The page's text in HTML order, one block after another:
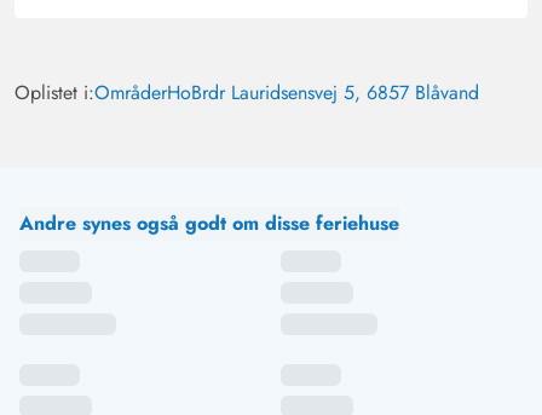
Oplistet i:OmråderHoBrdr Lauridsensvej 5, 6857 Blåvand
Andre synes også godt om disse feriehuse